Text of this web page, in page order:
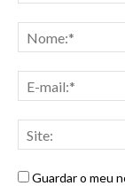
Guardar o meu